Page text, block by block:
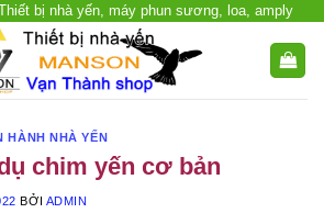
bị nhà yến, máy phun sương, loa, amply
HÀNH NHÀ YẾN
chim yến cơ bản
BỞI ADMIN